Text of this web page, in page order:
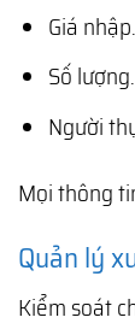
Giá nhập.
Số lượng.
Người
Mọi thông
Quản lý
Kiểm soát